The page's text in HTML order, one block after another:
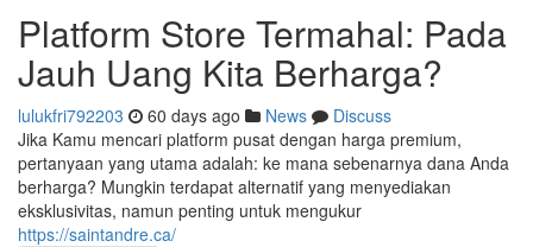
Platform Store Termahal: Pada
Jauh Uang Kita Berharga?
lulukfri792203 60 days ago News
Discuss
Jika Kamu mencari platform pusat dengan harga premium,
pertanyaan yang utama adalah: ke mana sebenarnya dana Anda
berharga? Mungkin terdapat alternatif yang menyediakan
eksklusivitas, namun penting untuk mengukur
https://saintandre.ca/